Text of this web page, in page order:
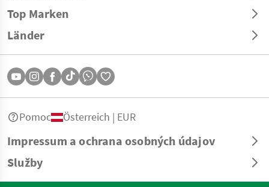
Top Marken
Länder
Impressum a ochrana osobných údajov
Služby
Pomoc Österreich | EUR